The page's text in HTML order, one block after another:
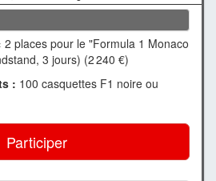
2 places pour le "Formula 1 Monaco
3 jours) (2 240 €)
: 100 casquettes F1 noire ou
Participer